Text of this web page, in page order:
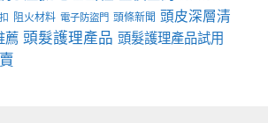
阻火材料 電子防盜門 頭條新聞 頭皮深層清
薦 頭髮護理產品 頭髮護理產品試用